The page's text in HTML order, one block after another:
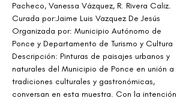
Pacheco, Vanessa Vázquez, R. Rivera Caliz.
Curada por:Jaime Luis Vazquez De Jesús
Organizada por: Municipio Autónomo de
Ponce y Departamento de Turismo y Cultura
Descripción: Pinturas de paisajes urbanos y
naturales del Municipio de Ponce en unión a
tradiciones culturales y gastronómicas,
conversan en esta muestra. Con la intención